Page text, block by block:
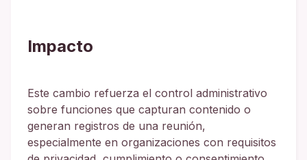
Impacto
Este cambio refuerza el control administrativo
sobre funciones que capturan contenido o
generan registros de una reunión,
especialmente en organizaciones con requisitos